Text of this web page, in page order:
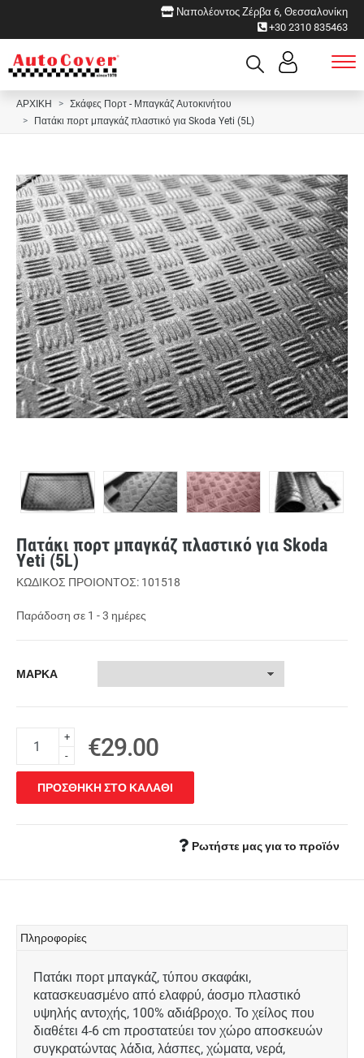
Ναπολέοντος Ζέρβα 6, Θεσσαλονίκη
+30 2310 835463
ΑΡΧΙΚΗ
Σκάφες Πορτ - Μπαγκάζ Αυτοκινήτου
Πατάκι πορτ μπαγκάζ πλαστικό για Skoda Yeti (5L)
Πατάκι πορτ μπαγκάζ πλαστικό για Skoda
Yeti (5L)
ΚΩΔΙΚΟΣ ΠΡΟΙΟΝΤΟΣ: 101518
Παράδοση σε 1 - 3 ημέρες
ΜΑΡΚΑ
+
-
€29.00
ΠΡΟΣΘΗΚΗ ΣΤΟ ΚΑΛΑΘΙ
Ρωτήστε μας για το προϊόν
Πληροφορίες
Πατάκι πορτ μπαγκάζ, τύπου σκαφάκι,
κατασκευασμένο από ελαφρύ, άοσμο πλαστικό
υψηλής αντοχής, 100% αδιάβροχο. Το χείλος που
διαθέτει 4-6 cm προστατεύει τον χώρο αποσκευών
συγκρατώντας λάδια, λάσπες, χώματα, νερά,